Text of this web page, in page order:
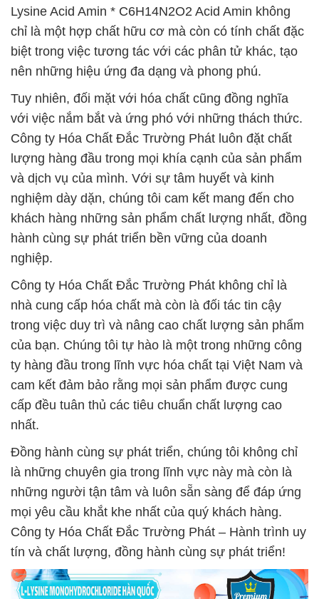
Lysine Acid Amin * C6H14N2O2 Acid Amin không
chỉ là một hợp chất hữu cơ mà còn có tính chất đặc
biệt trong việc tương tác với các phân tử khác, tạo
nên những hiệu ứng đa dạng và phong phú.
Tuy nhiên, đối mặt với hóa chất cũng đồng nghĩa
với việc nắm bắt và ứng phó với những thách thức.
Công ty Hóa Chất Đắc Trường Phát luôn đặt chất
lượng hàng đầu trong mọi khía cạnh của sản phẩm
và dịch vụ của mình. Với sự tâm huyết và kinh
nghiệm dày dặn, chúng tôi cam kết mang đến cho
khách hàng những sản phẩm chất lượng nhất, đồng
hành cùng sự phát triển bền vững của doanh
nghiệp.
Công ty Hóa Chất Đắc Trường Phát không chỉ là
nhà cung cấp hóa chất mà còn là đối tác tin cậy
trong việc duy trì và nâng cao chất lượng sản phẩm
của bạn. Chúng tôi tự hào là một trong những công
ty hàng đầu trong lĩnh vực hóa chất tại Việt Nam và
cam kết đảm bảo rằng mọi sản phẩm được cung
cấp đều tuân thủ các tiêu chuẩn chất lượng cao
nhất.
Đồng hành cùng sự phát triển, chúng tôi không chỉ
là những chuyên gia trong lĩnh vực này mà còn là
những người tận tâm và luôn sẵn sàng để đáp ứng
mọi yêu cầu khắt khe nhất của quý khách hàng.
Công ty Hóa Chất Đắc Trường Phát – Hành trình uy
tín và chất lượng, đồng hành cùng sự phát triển!